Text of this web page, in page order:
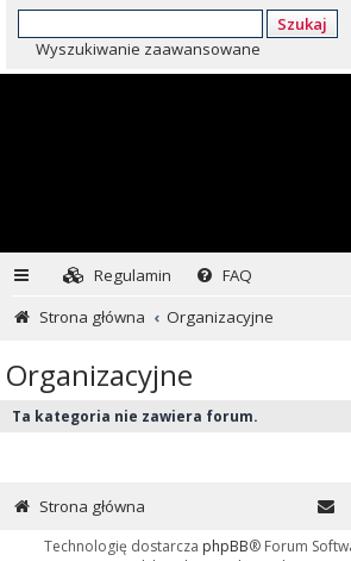
Szukaj
Wyszukiwanie zaawansowane
Regulamin
FAQ
Strona główna
Organizacyjne
Organizacyjne
Ta kategoria nie zawiera forum.
Strona główna
Technologię dostarcza phpBB® Forum